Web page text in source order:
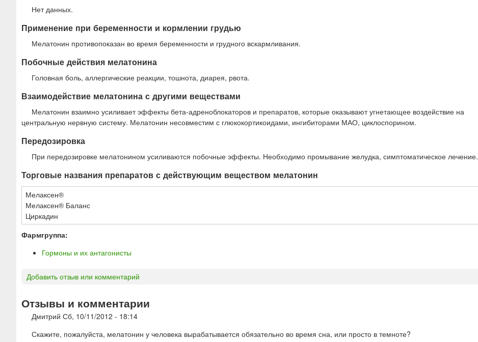
Нет данных.
Применение при беременности и кормлении грудью
Мелатонин противопоказан во время беременности и грудного вскармливания.
Побочные действия мелатонина
Головная боль, аллергические реакции, тошнота, диарея, рвота.
Взаимодействие мелатонина с другими веществами
Мелатонин взаимно усиливает эффекты бета-адреноблокаторов и препаратов, которые оказывают угнетающее воздействие на
центральную нервную систему. Мелатонин несовместим с глюкокортикоидами, ингибиторами МАО, циклоспорином.
Передозировка
При передозировке мелатонином усиливаются побочные эффекты. Необходимо промывание желудка, симптоматическое лечение.
Торговые названия препаратов с действующим веществом мелатонин
Мелаксен®
Мелаксен® Баланс
Циркадин
Фармгруппа:
Гормоны и их антагонисты
Добавить отзыв или комментарий
Отзывы и комментарии
Дмитрий Сб, 10/11/2012 - 18:14
Скажите, пожалуйста, мелатонин у человека вырабатывается обязательно во время сна, или просто в темноте?